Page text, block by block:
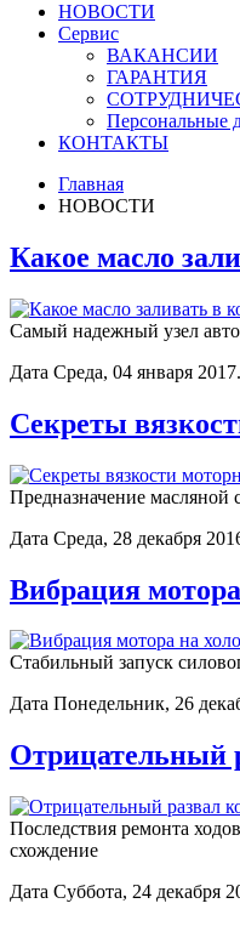
НОВОСТИ
Сервис
ВАКАНСИИ
ГАРАНТИЯ
Персональные
КОНТАКТЫ
Главная
НОВОСТИ
Какое масло
Самый надежный узел
Дата Среда, 04 января 2017.
Секреты
Предназначение масляной
Дата Среда, 28 декабря
Вибрация
Стабильный запуск
Дата Понедельник, 26
Отрицательный
Последствия ремонта
схождение
Дата Суббота, 24 декабря